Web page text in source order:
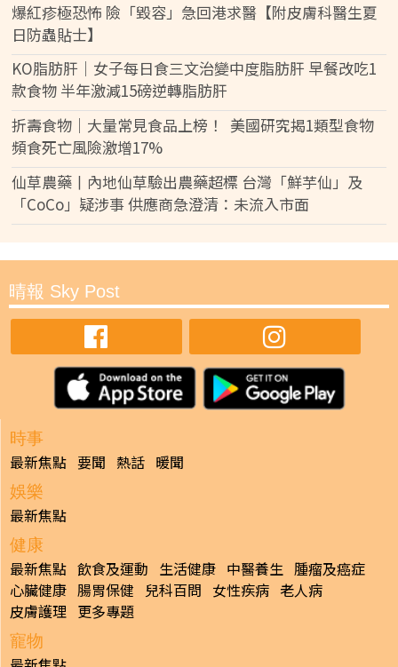
爆紅疹極恐怖 險「毀容」急回港求醫【附皮膚科醫生夏
日防蟲貼士】
KO脂肪肝｜女子每日食三文治變中度脂肪肝 早餐改吃1
款食物 半年激減15磅逆轉脂肪肝
折壽食物｜大量常見食品上榜！ 美國研究揭1類型食物
頻食死亡風險激增17%
仙草農藥丨內地仙草驗出農藥超標 台灣「鮮芋仙」及
「CoCo」疑涉事 供應商急澄清：未流入市面
晴報 Sky Post
時事
最新焦點 要聞 熱話 暖聞
娛樂
最新焦點
健康
最新焦點 飲食及運動 生活健康 中醫養生 腫瘤及癌症
心臟健康 腸胃保健 兒科百問 女性疾病 老人病
皮膚護理 更多專題
寵物